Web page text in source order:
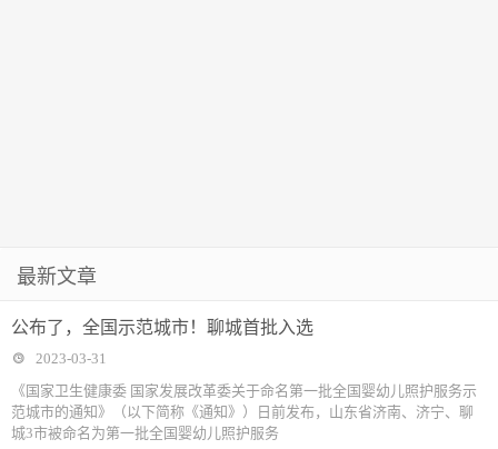
最新文章
公布了，全国示范城市！聊城首批入选
2023-03-31
《国家卫生健康委 国家发展改革委关于命名第一批全国婴幼儿照护服务示
范城市的通知》（以下简称《通知》）日前发布，山东省济南、济宁、聊
城3市被命名为第一批全国婴幼儿照护服务